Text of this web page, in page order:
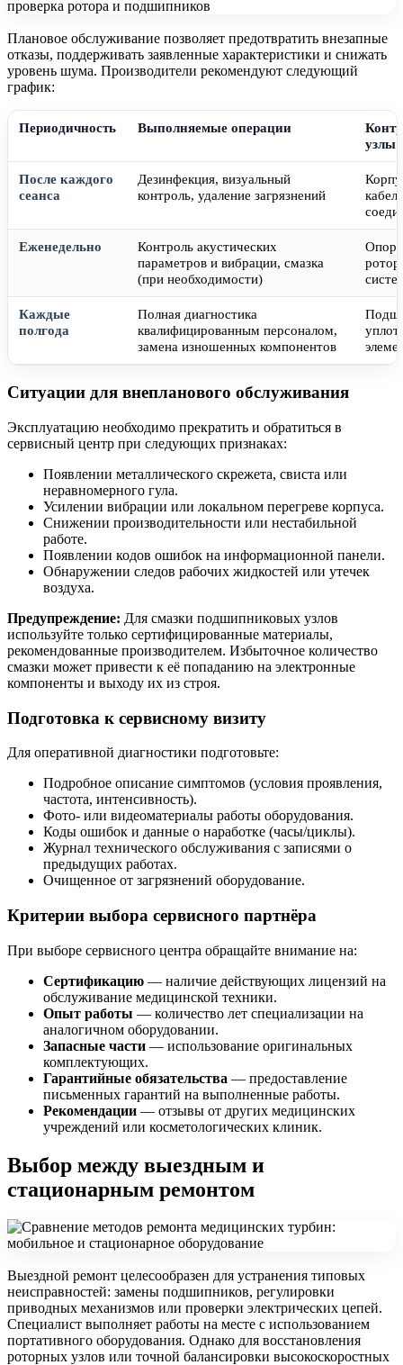
Плановое обслуживание позволяет предотвратить внезапные
отказы, поддерживать заявленные характеристики и снижать
уровень шума. Производители рекомендуют следующий
график:
Периодичность Выполняемые операции
узлы
После каждого
сеанса
Дезинфекция, визуальный
контроль, удаление загрязнений
Еженедельно
Контроль акустических
параметров и вибрации, смазка
(при необходимости)
Каждые
полгода
Полная диагностика
квалифицированным персоналом,
замена изношенных компонентов
Ситуации для внепланового обслуживания
Эксплуатацию необходимо прекратить и обратиться в
сервисный центр при следующих признаках:
Появлении металлического скрежета, свиста или
неравномерного гула.
Усилении вибрации или локальном перегреве корпуса.
Снижении производительности или нестабильной
работе.
Появлении кодов ошибок на информационной панели.
Обнаружении следов рабочих жидкостей или утечек
воздуха.
Предупреждение: Для смазки подшипниковых узлов
используйте только сертифицированные материалы,
рекомендованные производителем. Избыточное количество
смазки может привести к её попаданию на электронные
компоненты и выходу их из строя.
Подготовка к сервисному визиту
Для оперативной диагностики подготовьте:
Подробное описание симптомов (условия проявления,
частота, интенсивность).
Фото- или видеоматериалы работы оборудования.
Коды ошибок и данные о наработке (часы/циклы).
Журнал технического обслуживания с записями о
предыдущих работах.
Очищенное от загрязнений оборудование.
Критерии выбора сервисного партнёра
При выборе сервисного центра обращайте внимание на:
Сертификацию — наличие действующих лицензий на
обслуживание медицинской техники.
Опыт работы — количество лет специализации на
аналогичном оборудовании.
Запасные части — использование оригинальных
комплектующих.
Гарантийные обязательства — предоставление
письменных гарантий на выполненные работы.
Рекомендации — отзывы от других медицинских
учреждений или косметологических клиник.
Выбор между выездным и
стационарным ремонтом
Выездной ремонт целесообразен для устранения типовых
неисправностей: замены подшипников, регулировки
приводных механизмов или проверки электрических цепей.
Специалист выполняет работы на месте с использованием
портативного оборудования. Однако для восстановления
роторных узлов или точной балансировки высокоскоростных